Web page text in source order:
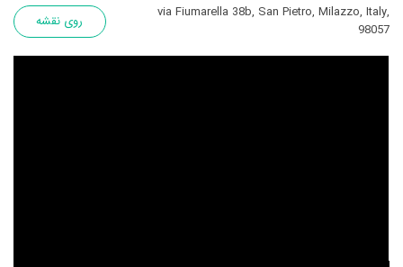
via Fiumarella 38b, San Pietro, Milazzo, Italy,
98057
روی نقشه